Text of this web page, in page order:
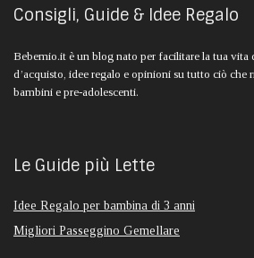
Consigli, Guide & Idee Regalo
Bebemio.it è un blog nato per facilitare la tua vita
d’acquisto, idee regalo e opinioni su tutto ciò che
bambini e pre-adolescenti.
Le Guide più Lette
Idee Regalo per bambina di 3 anni
Migliori Passeggino Gemellare